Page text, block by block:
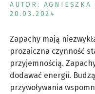
AUTOR: AGNIESZKA
20.03.2024
Zapachy mają
prozaiczna czynność
przyjemnością.
dodawać energii.
przywoływania